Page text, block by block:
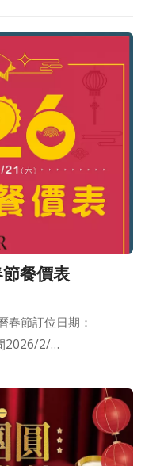
餐價表
春節訂位日期：
2026/2/…